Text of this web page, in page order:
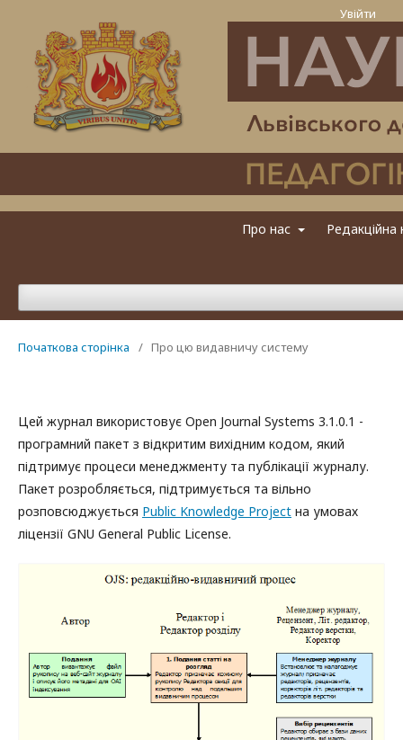
Про нас Редакційна
Увійти
Початкова сторінка / Про цю видавничу систему
Цей журнал використовує Open Journal Systems 3.1.0.1 -
програмний пакет з відкритим вихідним кодом, який
підтримує процеси менеджменту та публікації журналу.
Пакет розробляється, підтримується та вільно
розповсюджується Public Knowledge Project на умовах
ліцензії GNU General Public License.